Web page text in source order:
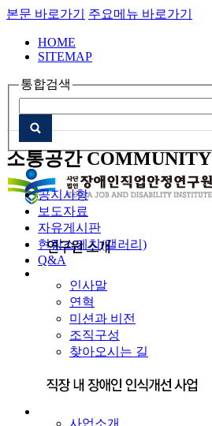
본문 바로가기 주요메뉴 바로가기
HOME
SITEMAP
통합검색
인사말
연혁
미션과 비전
조직구성
찾아오시는 길
소통공간COMMUNITY
공지사항
보도자료
자유게시판
현장스케치(갤러리)
Q&A